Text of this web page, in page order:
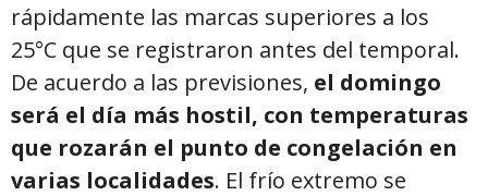
rápidamente las marcas superiores a los
25°C que se registraron antes del temporal.
De acuerdo a las previsiones, el domingo
será el día más hostil, con temperaturas
que rozarán el punto de congelación en
varias localidades. El frío extremo se